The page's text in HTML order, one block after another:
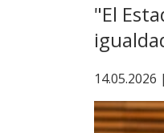
"El
14.05.2026 |